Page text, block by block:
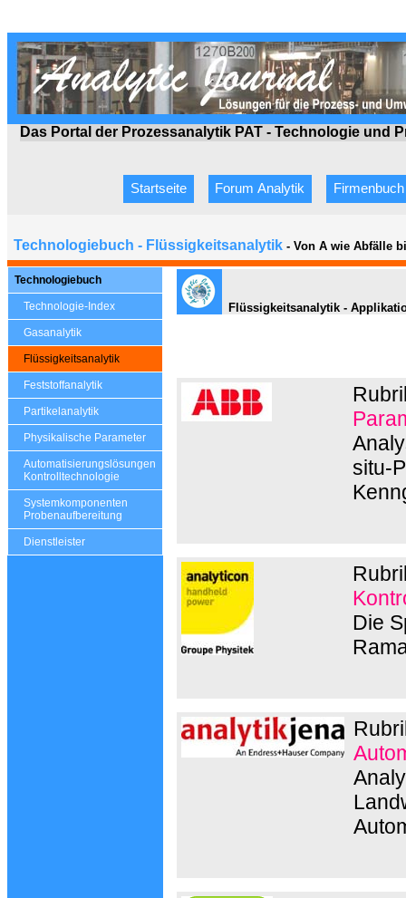
Das Portal der Prozessanalytik PAT - Technologie und
Startseite Forum Analytik Firmenbuch
Technologiebuch - Flüssigkeitsanalytik - Von A wie Abfälle
Technologiebuch
Technologie-Index
Gasanalytik
Flüssigkeitsanalytik
Feststoffanalytik
Partikelanalytik
Physikalische Parameter
Automatisierungslösungen
Kontrolltechnologie
Systemkomponenten
Probenaufbereitung
Dienstleister
Flüssigkeitsanalytik -
situ-
Die